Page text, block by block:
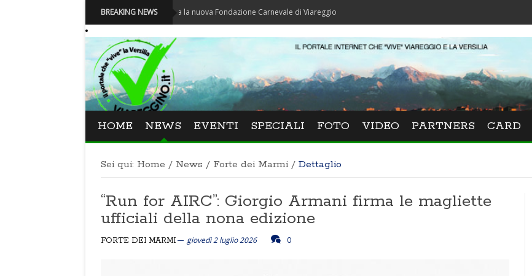
BREAKING NEWS
Carnevale - Nominata la nuova Fondazione Carnevale di Viareggio
HOME NEWS EVENTI SPECIALI FOTO VIDEO PARTNERS CARD
Sei qui: Home / News / Forte dei Marmi / Dettaglio
“Run for AIRC”: Giorgio Armani firma le magliette
ufficiali della nona edizione
FORTE DEI MARMI giovedì 2 luglio 2026 0